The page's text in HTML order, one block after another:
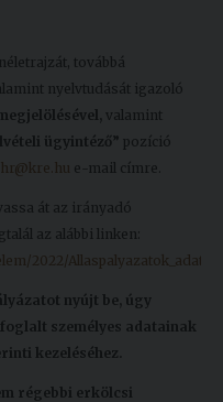
továbbá
nyelvtudását igazoló
valamint
ügyintéző” pozíció
hr@kre.hu e-mail címre.
át az irányadó
az alábbi linken:
2022/
nyújt be, úgy
személyes adatainak
kezeléséhez.
régebbi erkölcsi